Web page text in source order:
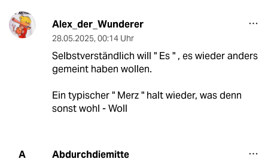
Alex_der_Wunderer
28.05.2025, 00:14 Uhr
Selbstverständlich will " Es " , es wieder anders
gemeint haben wollen.
Ein typischer " Merz " halt wieder, was denn
sonst wohl - Woll
A Abdurchdiemitte